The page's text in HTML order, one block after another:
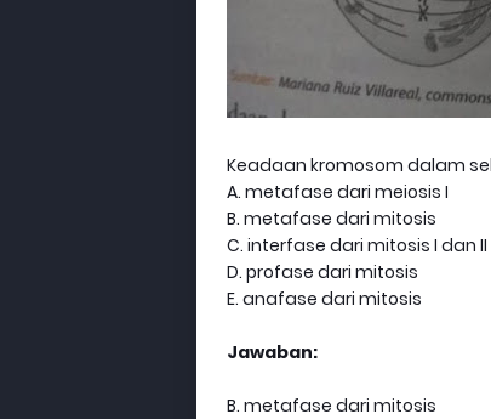
Keadaan kromosom dalam
A. metafase dari meiosis I
B. metafase dari mitosis
C. interfase dari mitosis I dan II
D. profase dari mitosis
E. anafase dari mitosis
Jawaban:
B. metafase dari mitosis